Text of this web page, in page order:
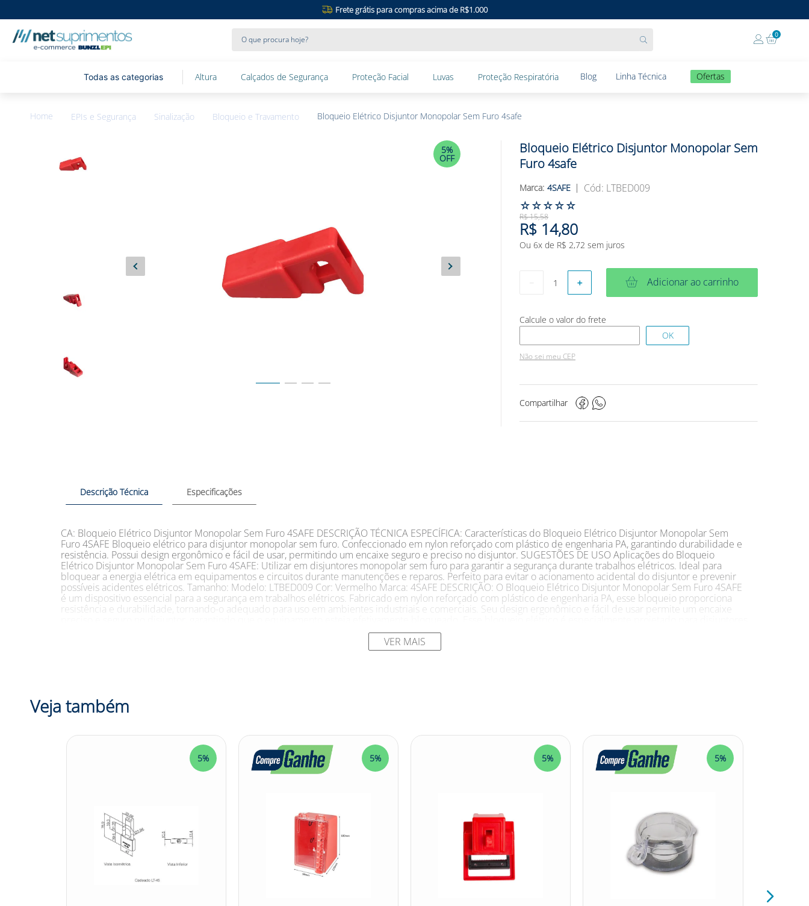
Frete grátis para compras acima de R$1.000
0
Altura Calçados de Segurança Proteção Facial Luvas Proteção Respiratória Blog Linha Técnica Ofertas
EPIs e Segurança Sinalização Bloqueio e Travamento Bloqueio Elétrico Disjuntor Monopolar Sem Furo 4safe
5%
OFF
Bloqueio Elétrico Disjuntor Monopolar Sem
Furo 4safe
4SAFE : LTBED009
☆☆☆☆☆
R$15,58
R$ 14,80
Ou 6x de R$ 2,72 sem juros
＋ Adicionar ao carrinho
Não sei meu CEP
Compartilhar
Descrição Técnica Especificações
CA: Bloqueio Elétrico Disjuntor Monopolar Sem Furo 4SAFE DESCRIÇÃO TÉCNICA ESPECÍFICA: Características do Bloqueio Elétrico Disjuntor Monopolar Sem
Furo 4SAFE Bloqueio elétrico para disjuntor monopolar sem furo. Confeccionado em nylon reforçado com plástico de engenharia PA, garantindo durabilidade e
resistência. Possui design ergonômico e fácil de usar, permitindo um encaixe seguro e preciso no disjuntor. SUGESTÕES DE USO Aplicações do Bloqueio
Elétrico Disjuntor Monopolar Sem Furo 4SAFE: Utilizar em disjuntores monopolar sem furo para garantir a segurança durante trabalhos elétricos. Ideal para
bloquear a energia elétrica em equipamentos e circuitos durante manutenções e reparos. Perfeito para evitar o acionamento acidental do disjuntor e prevenir
possíveis acidentes elétricos. Tamanho: Modelo: LTBED009 Cor: Vermelho Marca: 4SAFE DESCRIÇÃO: O Bloqueio Elétrico Disjuntor Monopolar Sem Furo 4SAFE
é um dispositivo essencial para a segurança em trabalhos elétricos. Fabricado em nylon reforçado com plástico de engenharia PA, esse bloqueio proporciona
resistência e durabilidade, tornando-o adequado para uso em ambientes industriais e comerciais. Seu design ergonômico e fácil de usar permite um encaixe
monopolar sem furo, proporcionando uma solução confiável para prevenir acidentes elétricos durante a realização de manutenções, reparos ou outras
atividades que exijam o bloqueio do fornecimento de energia elétrica. Ao utilizar o Bloqueio Elétrico Disjuntor Monopolar Sem Furo 4SAFE, os profissionais
podem ter a tranquilidade de que estão tomando as medidas necessárias para garantir a sua própria segurança e a segurança dos demais. Confira outras
VER MAIS
Veja também
5% 5% 5% 5%